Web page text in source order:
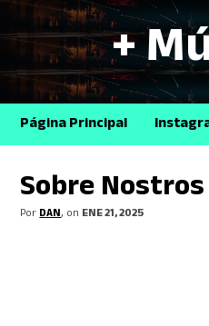
+
Página Principal
Sobre Nostros
PorDAN, on ENE 21, 2025